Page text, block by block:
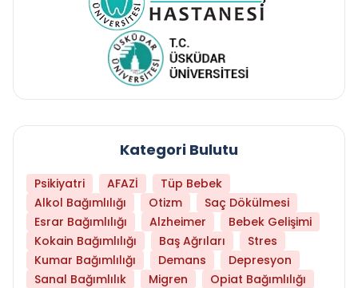
Kategori Bulutu
Psikiyatri AFAZİ
Tüp Bebek
Alkol Bağımlılığı
Otizm
Saç Dökülmesi
Esrar Bağımlılığı
Alzheimer
Bebek Gelişimi
Kokain Bağımlılığı
Baş Ağrıları
Stres
Kumar Bağımlılığı
Demans
Depresyon
Sanal Bağımlılık
Migren
Opiat Bağımlılığı